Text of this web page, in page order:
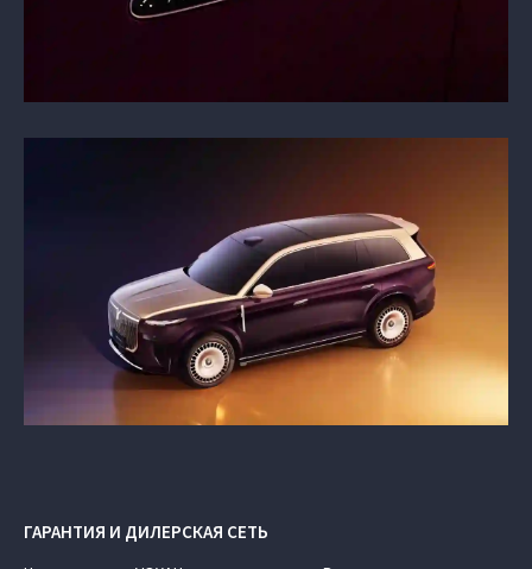
ГАРАНТИЯ И ДИЛЕРСКАЯ СЕТЬ